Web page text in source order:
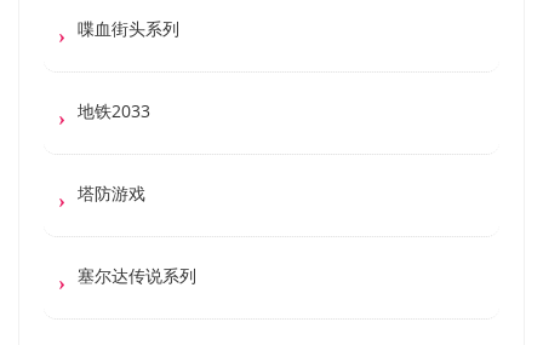
喋血街头系列
地铁2033
塔防游戏
塞尔达传说系列